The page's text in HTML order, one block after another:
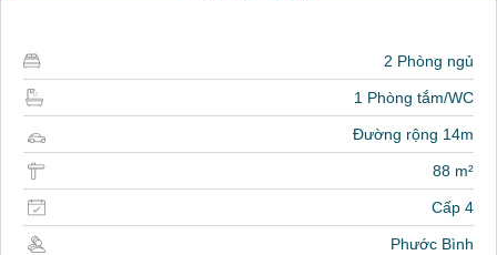
2 Phòng ngủ
1 Phòng tắm/WC
Đường rộng 14m
88 m²
Cấp 4
Phước Bình